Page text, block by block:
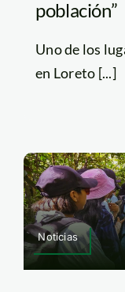
población”
Uno de los
en Loreto [...]
Noticias